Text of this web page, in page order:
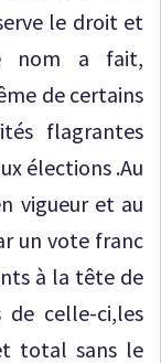
le droit et
nom a fait,
de certains
flagrantes
élections .Au
vigueur et au
un vote franc
à la tête de
celle-ci,les
total sans le